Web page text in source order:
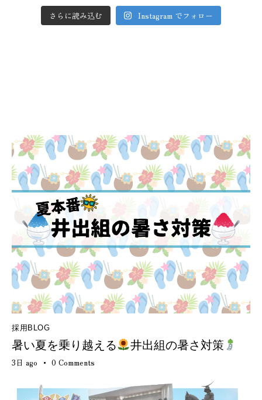
さらに読み込む Instagram でフォロー
採用BLOG
暑い夏を乗り越える 井出組の暑さ対策
3日 ago 0 Comments